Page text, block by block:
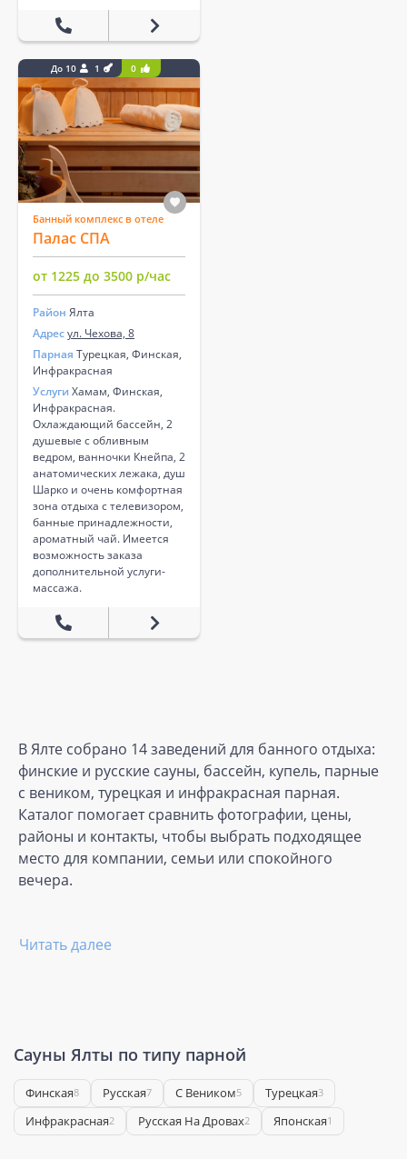
До 10 1 0
Банный комплекс в отеле
Палас СПА
от 1225 до 3500 р/час
Район Ялта
Адресул. Чехова, 8
Парная Турецкая, Финская,
Инфракрасная
Услуги Хамам, Финская,
Инфракрасная.
Охлаждающий бассейн, 2
душевые с обливным
ведром, ванночки Кнейпа, 2
анатомических лежака, душ
Шарко и очень комфортная
зона отдыха с телевизором,
банные принадлежности,
ароматный чай. Имеется
возможность заказа
дополнительной услуги-
массажа.
В Ялте собрано 14 заведений для банного отдыха:
финские и русские сауны, бассейн, купель, парные
с веником, турецкая и инфракрасная парная.
Каталог помогает сравнить фотографии, цены,
районы и контакты, чтобы выбрать подходящее
место для компании, семьи или спокойного
вечера.
Читать далее
Сауны Ялты по типу парной
Финская8 Русская7 С Веником5 Турецкая3
Инфракрасная2 Русская На Дровах2 Японская1